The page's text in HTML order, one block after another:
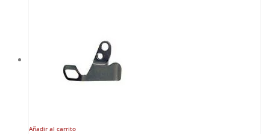
15,00 €
hasta
80,00 €
Añadir al carrito